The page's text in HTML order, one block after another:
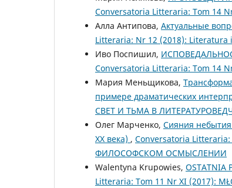
Conversatoria Litteraria: Tom 14
Алла Антипова, Актуальные
Litteraria: Nr 12 (2018): Literatura
Иво Поспишил,
Conversatoria Litteraria: Tom 14
Мария Меньщикова,
примере драматических
СВЕТ И ТЬМА В
Олег Марченко, Сияния небытия
ХХ века) , Conversatoria
ФИЛОСОФСКОМ ОСМЫСЛЕНИИ
Walentyna Krupowies, OSTATNIA
Litteraria: Tom 11 Nr XI (2017):